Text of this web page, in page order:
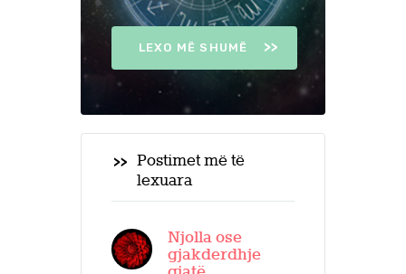
LEXO MË SHUMË
Postimet më të
lexuara
Njolla ose
gjakderdhje